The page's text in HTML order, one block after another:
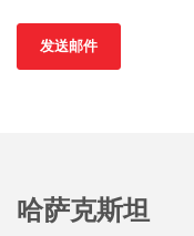
发送邮件
哈萨克斯坦